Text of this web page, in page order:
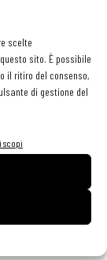
scelte
sito. È possibile
il ritiro del consenso,
di gestione del
scopi